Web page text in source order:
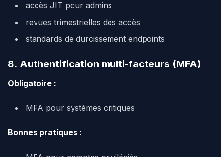
accès JIT pour admins
revues trimestrielles des accès
standards de durcissement endpoints
8. Authentification multi‑facteurs (MFA)
Obligatoire :
MFA pour systèmes critiques
Bonnes pratiques :